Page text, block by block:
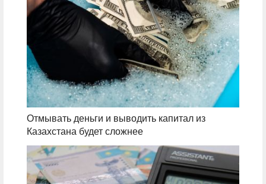
Отмывать деньги и выводить капитал из
Казахстана будет сложнее